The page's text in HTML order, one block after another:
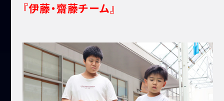
『伊藤・齋藤チーム』